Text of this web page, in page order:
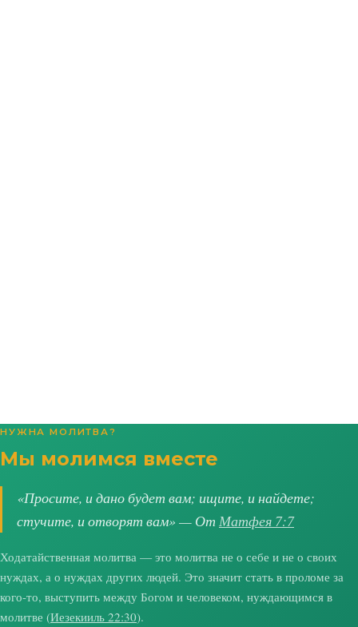
НУЖНА МОЛИТВА?
Мы молимся вместе
«Просите, и дано будет вам; ищите, и найдете;
стучите, и отворят вам» — От Матфея 7:7
Ходатайственная молитва — это молитва не о себе и не о своих
нуждах, а о нуждах других людей. Это значит стать в проломе за
кого-то, выступить между Богом и человеком, нуждающимся в
молитве (Иезекииль 22:30).